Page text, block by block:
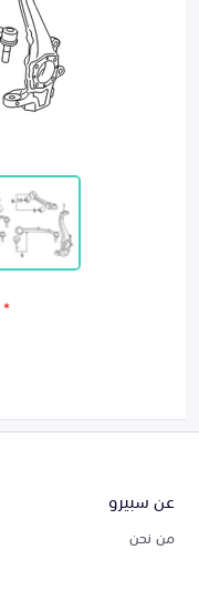
*
عن سبيرو
من نحن